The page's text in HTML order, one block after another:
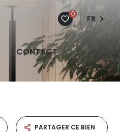
0 FR
CONTACT
PARTAGER CE BIEN